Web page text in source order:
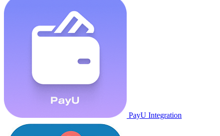
PayU Integration